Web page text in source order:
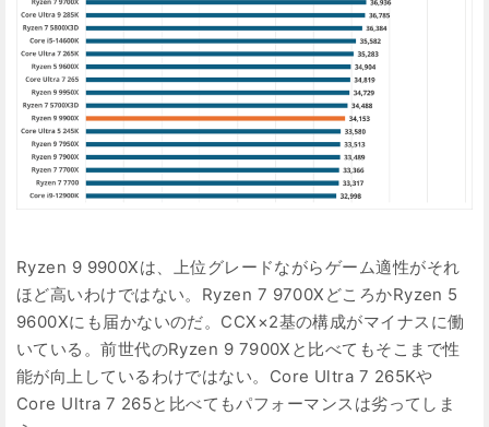
Ryzen 9 9900Xは、上位グレードながらゲーム適性がそれ
ほど高いわけではない。Ryzen 7 9700XどころかRyzen 5
9600Xにも届かないのだ。CCX×2基の構成がマイナスに働
いている。前世代のRyzen 9 7900Xと比べてもそこまで性
能が向上しているわけではない。Core Ultra 7 265Kや
Core Ultra 7 265と比べてもパフォーマンスは劣ってしま